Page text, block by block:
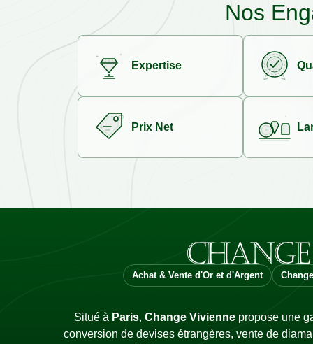
Nos
Expertise
Prix Net
Achat & Vente d'Or et d'Argent
Situé à Paris, Change Vivienne propose une
conversion de devises étrangères, vente de